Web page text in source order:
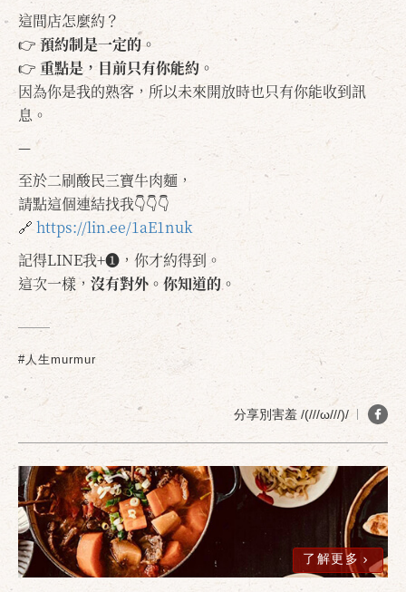
這間店怎麼約？
👉 預約制是一定的。
👉 重點是，目前只有你能約。
因為你是我的熟客，所以未來開放時也只有你能收到訊
息。
—
至於二刷酸民三寶牛肉麵，
請點這個連結找我👇👇👇
🔗 https://lin.ee/1aE1nuk
記得LINE我+❶，你才約得到。
這次一樣， 沒有對外。你知道的。
#人生murmur
分享別害羞 /(///ω///)/
了解更多